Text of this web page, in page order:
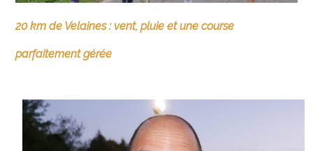
20 km de Velaines : vent, pluie et une course
parfaitement gérée